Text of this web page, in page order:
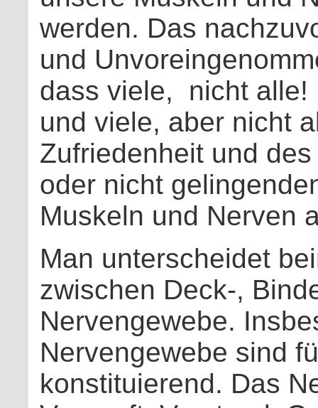
werden. Das
und
dass viele,
nicht alle!
und viele, aber nicht
Zufriedenheit und
oder nicht
Muskeln und Nerven
Man unterscheidet
zwischen Deck-,
Nervengewebe.
Nervengewebe sind
konstituierend. Das